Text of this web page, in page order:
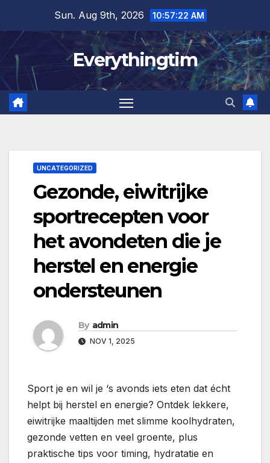
content
Sun. Aug 9th, 2026 10:57:23 AM
Everythingtim
UNCATEGORIZED
Gezonde, eiwitrijke
sportrecepten voor
het avondeten die je
herstel en energie
ondersteunen
By admin
NOV 1, 2025
Sport je en wil je ‘s avonds iets eten dat écht
helpt bij herstel en energie? Ontdek lekkere,
eiwitrijke maaltijden met slimme koolhydraten,
gezonde vetten en veel groente, plus
praktische tips voor timing, hydratatie en